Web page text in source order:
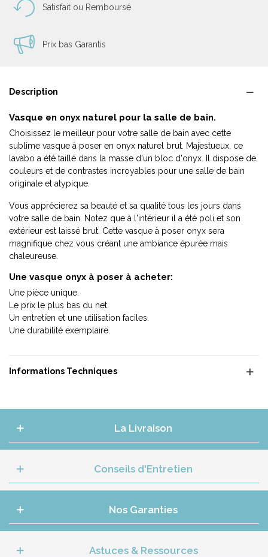
Satisfait ou Remboursé
Prix bas Garantis
Description
Vasque en onyx naturel pour la salle de bain.
Choisissez le meilleur pour votre salle de bain avec cette
sublime vasque à poser en onyx naturel brut. Majestueux, ce
lavabo a été taillé dans la masse d'un bloc d'onyx. Il dispose de
couleurs et de contrastes incroyables pour une salle de bain
originale et atypique.
Vous apprécierez sa beauté et sa qualité tous les jours dans
votre salle de bain. Notez que à l'intérieur il a été poli et son
extérieur est laissé brut. Cette vasque à poser onyx sera
magnifique chez vous créant une ambiance épurée mais
chaleureuse.
Une vasque onyx à poser à acheter:
Une pièce unique.
Le prix le plus bas du net.
Un entretien et une utilisation faciles.
Une durabilité exemplaire.
Informations Techniques
La Livraison
Conseils d'Entretien
Nos Garanties
Astuces & Ressources